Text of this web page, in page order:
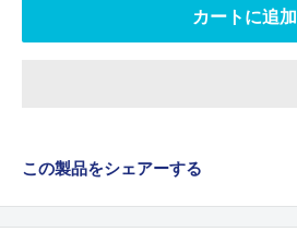
カートに追加
この製品をシェアーする